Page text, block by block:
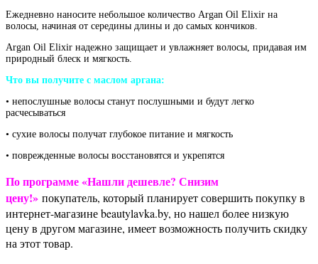
Ежедневно наносите небольшое количество Argan Oil Elixir на
волосы, начиная от середины длины и до самых кончиков.
Argan Oil Elixir надежно защищает и увлажняет волосы, придавая им
природный блеск и мягкость.
Что вы получите с маслом аргана:
• непослушные волосы станут послушными и будут легко
расчесываться
• сухие волосы получат глубокое питание и мягкость
• поврежденные волосы восстановятся и укрепятся
По программе «Нашли дешевле? Снизим
цену!» покупатель, который планирует совершить покупку в
интернет-магазине beautylavka.by, но нашел более низкую
цену в другом магазине, имеет возможность получить скидку
на этот товар.